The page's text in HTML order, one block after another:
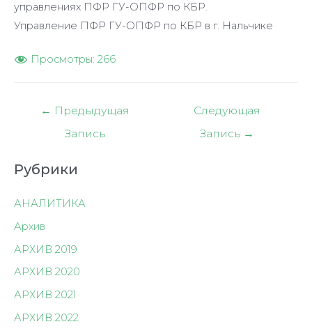
управлениях ПФР ГУ-ОПФР по КБР.
Управление ПФР ГУ-ОПФР по КБР в г. Нальчике
Просмотры: 266
Навигация
← Предыдущая
Запись
Следующая
Запись →
Рубрики
АНАЛИТИКА
Архив
АРХИВ 2019
АРХИВ 2020
АРХИВ 2021
АРХИВ 2022